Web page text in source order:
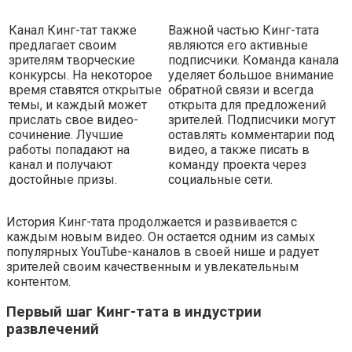
Канал Кинг-тат также
предлагает своим
зрителям творческие
конкурсы. На некоторое
время ставятся открытые
темы, и каждый может
прислать свое видео-
сочинение. Лучшие
работы попадают на
канал и получают
достойные призы.
Важной частью Кинг-тата
являются его активные
подписчики. Команда канала
уделяет большое внимание
обратной связи и всегда
открыта для предложений
зрителей. Подписчики могут
оставлять комментарии под
видео, а также писать в
команду проекта через
социальные сети.
История Кинг-тата продолжается и развивается с
каждым новым видео. Он остается одним из самых
популярных YouTube-каналов в своей нише и радует
зрителей своим качественным и увлекательным
контентом.
Первый шаг Кинг-тата в индустрии
развлечений